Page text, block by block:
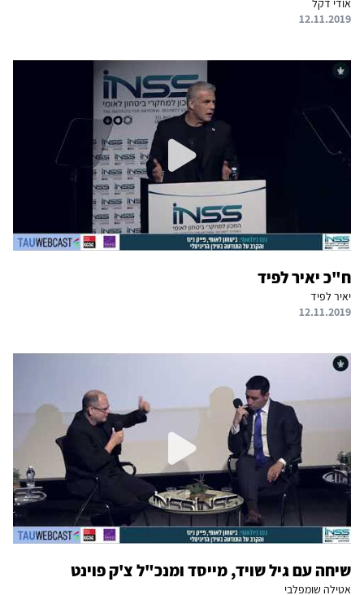
אודי דקל
12.11.2019
ח"כ יאיר לפיד
יאיר לפיד
12.11.2019
שיחה עם גיל שויד, מייסד ומנכ"ל צ'ק פוינט
אטילה שומפלבי